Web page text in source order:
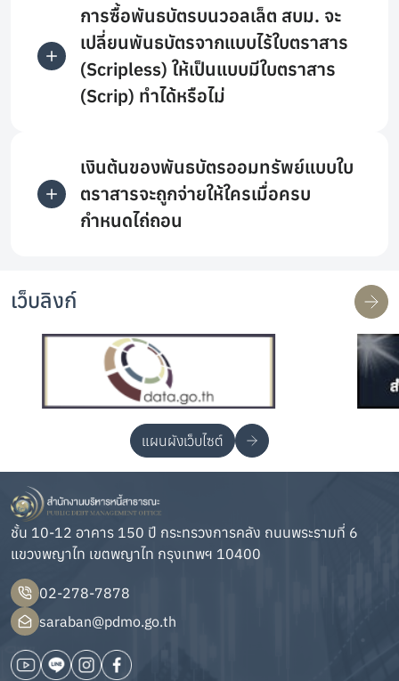
การซื้อพันธบัตรบนวอลเล็ต สบม. จะ
เปลี่ยนพันธบัตรจากแบบไร้ใบตราสาร
(Scripless) ให้เป็นแบบมีใบตราสาร
(Scrip) ทำได้หรือไม่
เงินต้นของพันธบัตรออมทรัพย์แบบใบ
ตราสารจะถูกจ่ายให้ใครเมื่อครบ
กำหนดไถ่ถอน
เว็บลิงก์
แผนผังเว็บไซต์
ชั้น 10-12 อาคาร 150 ปี กระทรวงการคลัง ถนนพระรามที่ 6
แขวงพญาไท เขตพญาไท กรุงเทพฯ 10400
02-278-7878
saraban@pdmo.go.th